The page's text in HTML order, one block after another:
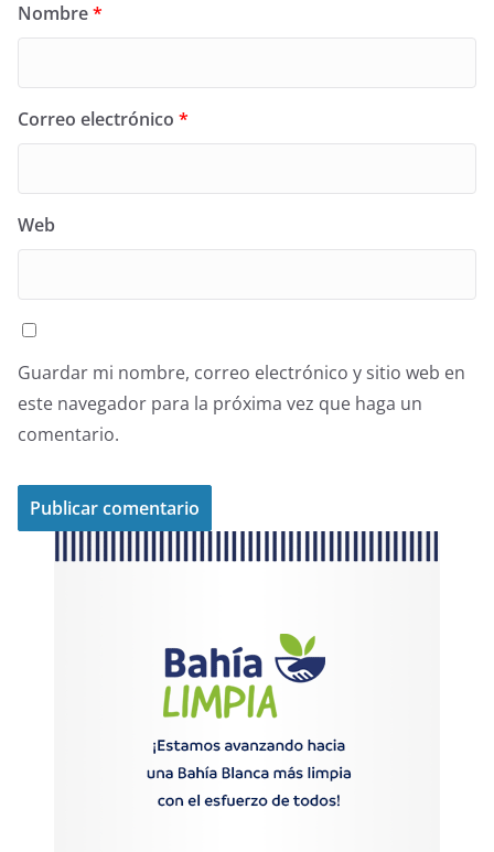
Nombre*
Correo electrónico *
Web
Guardar mi nombre, correo electrónico y sitio web en
este navegador para la próxima vez que haga un
comentario.